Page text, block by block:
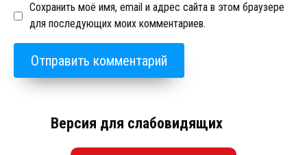
Сохранить моё имя, email и адрес сайта в этом браузере
для последующих моих комментариев.
Версия для слабовидящих